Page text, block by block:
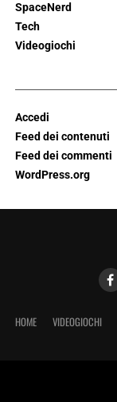
SpaceNerd
Tech
Videogiochi
Accedi
Feed dei contenuti
Feed dei commenti
WordPress.org
HOME VIDEOGIOCHI